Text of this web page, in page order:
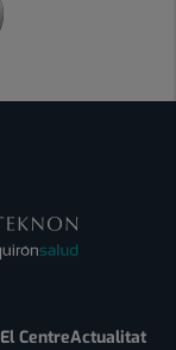
El CentreActualitat